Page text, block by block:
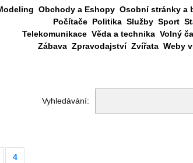
Obchody a Eshopy Osobní stránky a
Počítače Politika Služby Sport
Telekomunikace Věda a technika Volný
Zábava Zpravodajství Zvířata Weby
Vyhledávání:
4